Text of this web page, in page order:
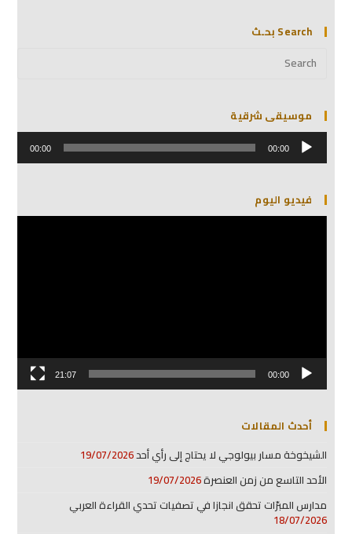
Search بحـث
موسيقى شرقية
مشغل
الصوت 00:00
00:00
فيديو اليوم
مشغل
00:00
21:07
أحدث المقالات
الشيخوخة مسار بيولوجي لا يحتاج إلى رأي أحد19/07/2026
الأحد التاسع من زمن العنصرة19/07/2026
مدارس المبرّات تحقق انجازا في تصفيات تحدي القراءة العربي
18/07/2026